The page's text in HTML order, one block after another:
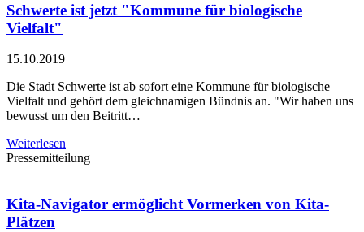
Schwerte ist jetzt "Kommune für biologische
Vielfalt"
15.10.2019
Die Stadt Schwerte ist ab sofort eine Kommune für biologische
Vielfalt und gehört dem gleichnamigen Bündnis an. "Wir haben uns
bewusst um den Beitritt…
Weiterlesen
Pressemitteilung
Kita-Navigator ermöglicht Vormerken von Kita-
Plätzen